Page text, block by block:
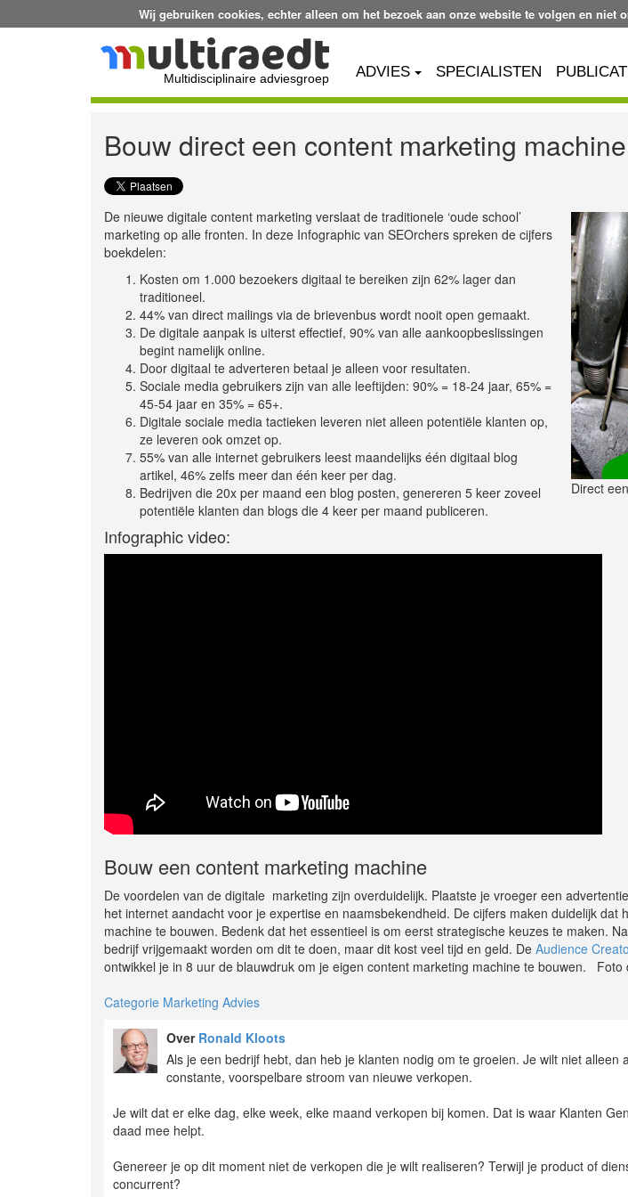
Wij gebruiken cookies, echter alleen om het bezoek aan onze website te volgen en niet
Multidisciplinaire adviesgroep ADVIES SPECIALISTEN
Bouw direct een content marketing
Direct
De nieuwe digitale content marketing verslaat de traditionele ‘oude school’
marketing op alle fronten. In deze Infographic van SEOrchers spreken de cijfers
boekdelen:
Kosten om 1.000 bezoekers digitaal te bereiken zijn 62% lager dan
traditioneel.
44% van direct mailings via de brievenbus wordt nooit open gemaakt.
De digitale aanpak is uiterst effectief, 90% van alle aankoopbeslissingen
begint namelijk online.
Door digitaal te adverteren betaal je alleen voor resultaten.
Sociale media gebruikers zijn van alle leeftijden: 90% = 18-24 jaar, 65% =
45-54 jaar en 35% = 65+.
Digitale sociale media tactieken leveren niet alleen potentiële klanten op,
ze leveren ook omzet op.
55% van alle internet gebruikers leest maandelijks één digitaal blog
artikel, 46% zelfs meer dan één keer per dag.
Bedrijven die 20x per maand een blog posten, genereren 5 keer zoveel
potentiële klanten dan blogs die 4 keer per maand publiceren.
Infographic video:
Bouw een content marketing machine
De voordelen van de digitale marketing zijn overduidelijk. Plaatste je vroeger een
het internet aandacht voor je expertise en naamsbekendheid. De cijfers maken duidelijk dat
machine te bouwen. Bedenk dat het essentieel is om eerst strategische keuzes te maken.
bedrijf vrijgemaakt worden om dit te doen, maar dit kost veel tijd en geld. De Audience
ontwikkel je in 8 uur de blauwdruk om je eigen content marketing machine te bouwen. Foto
Categorie Marketing Advies
Over Ronald Kloots
Als je een bedrijf hebt, dan heb je klanten nodig om te groeien. Je wilt niet alleen
constante, voorspelbare stroom van nieuwe verkopen.
Je wilt dat er elke dag, elke week, elke maand verkopen bij komen. Dat is waar Klanten
daad mee helpt.
Genereer je op dit moment niet de verkopen die je wilt realiseren? Terwijl je product of
concurrent?